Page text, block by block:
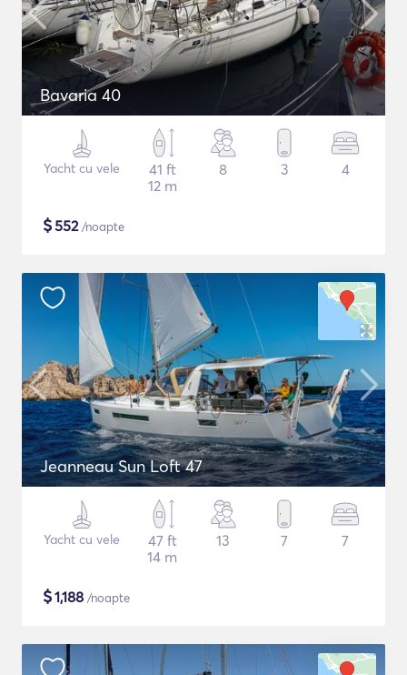
Bavaria 40
Yacht cu vele
41 ft
12 m
8 3 4
$552/noapte
Jeanneau Sun Loft 47
Yacht cu vele
47 ft
14 m
13 7 7
$1,188 /noapte